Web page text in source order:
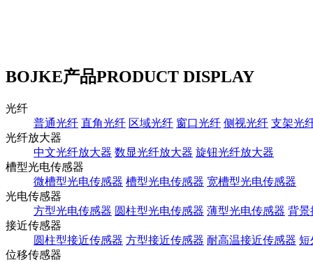
BOJKE产品PRODUCT DISPLAY
光纤
普通光纤 直角光纤 区域光纤 窗口光纤 侧视光纤 支架光
光纤放大器
中文光纤放大器 数显光纤放大器 旋钮光纤放大器
槽型光电传感器
微槽型光电传感器 槽型光电传感器 宽槽型光电传感器
光电传感器
方型光电传感器 圆柱型光电传感器 薄型光电传感器 背景
接近传感器
圆柱型接近传感器 方型接近传感器 耐高温接近传感器 短
位移传感器